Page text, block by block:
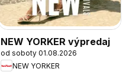
NEW YORKER výpredaj
od soboty 01.08.2026
NEW YORKER